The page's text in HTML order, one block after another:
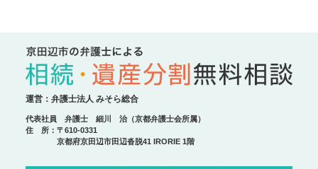
運営：弁護士法人 みそら総合
代表社員 弁護士 細川 治（京都弁護士会所属）
住 所：〒610-0331
京都府京田辺市田辺沓脱41 IRORIE 1階